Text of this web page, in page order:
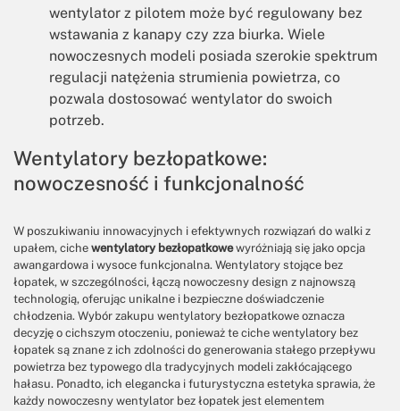
wentylator z pilotem może być regulowany bez
wstawania z kanapy czy zza biurka. Wiele
nowoczesnych modeli posiada szerokie spektrum
regulacji natężenia strumienia powietrza, co
pozwala dostosować wentylator do swoich
potrzeb.
Wentylatory bezłopatkowe:
nowoczesność i funkcjonalność
W poszukiwaniu innowacyjnych i efektywnych rozwiązań do walki z
upałem, ciche wentylatory bezłopatkowewyróżniają się jako opcja
awangardowa i wysoce funkcjonalna. Wentylatory stojące bez
łopatek, w szczególności, łączą nowoczesny design z najnowszą
technologią, oferując unikalne i bezpieczne doświadczenie
chłodzenia. Wybór zakupu wentylatory bezłopatkowe oznacza
decyzję o cichszym otoczeniu, ponieważ te ciche wentylatory bez
łopatek są znane z ich zdolności do generowania stałego przepływu
powietrza bez typowego dla tradycyjnych modeli zakłócającego
hałasu. Ponadto, ich elegancka i futurystyczna estetyka sprawia, że
każdy nowoczesny wentylator bez łopatek jest elementem